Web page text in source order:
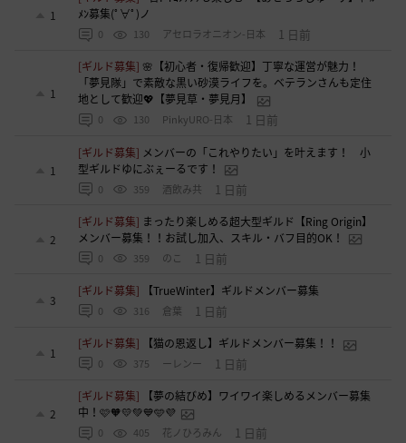
1
ﾒﾝ募集(ﾟ∀ﾟ)ノ
0 130 アセロラオニオン-日本 1 日前
1
[ギルド募集] 🌸【初心者・復帰歓迎】丁寧な運営が魅力！
「夢見隊」で素敵な黒い砂漠ライフを。ベテランさんも定住
地として歓迎💖【夢見草・夢見月】
0 130 PinkyURO-日本 1 日前
1
[ギルド募集] メンバーの「これやりたい」を叶えます！ 小
型ギルドゆにぶぇーるです！
0 359 酒飲み共 1 日前
2
[ギルド募集] まったり楽しめる超大型ギルド【Ring Origin】
メンバー募集！！お試し加入、スキル・バフ目的OK！
0 359 のこ 1 日前
3
[ギルド募集] 【TrueWinter】ギルドメンバー募集
0 316 倉葉 1 日前
1
[ギルド募集] 【猫の恩返し】ギルドメンバー募集！！
0 375 ーレンー 1 日前
2
[ギルド募集]
【夢の結びめ】ワイワイ楽しめるメンバー募集
中！🩷🧡💛💚💙🩵💜
0 405 花ノひろみん 1 日前